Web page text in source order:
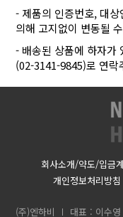
- 제품의 인증번호, 대
의해 고지없이 변동될
- 배송된 상품에 하자가
(02-3141-9845)로 연락
회사소개/약도/입금
개인정보처리방침
(주)엔하비 대표 : 이수영